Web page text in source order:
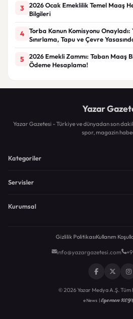
3
2026 Ocak Emeklilik Temel Maaş
Bilgileri
4
Torba Kanun Komisyonu
Sınırlama, Tapu ve Çevre
5
2026 Emekli Zammı: Taban Maaş
Ödeme Hesaplama!
Yazar
Yazar Gazetesi - Türkiye ve dünyadan son
spor, magazin
Kategoriler
Servisler
Kurumsal
Gizlilik PolitikasıKullanım
info@yazargazetesi.com
© 2026 Yazar Medya A.Ş. Tüm
eNews |Egemen